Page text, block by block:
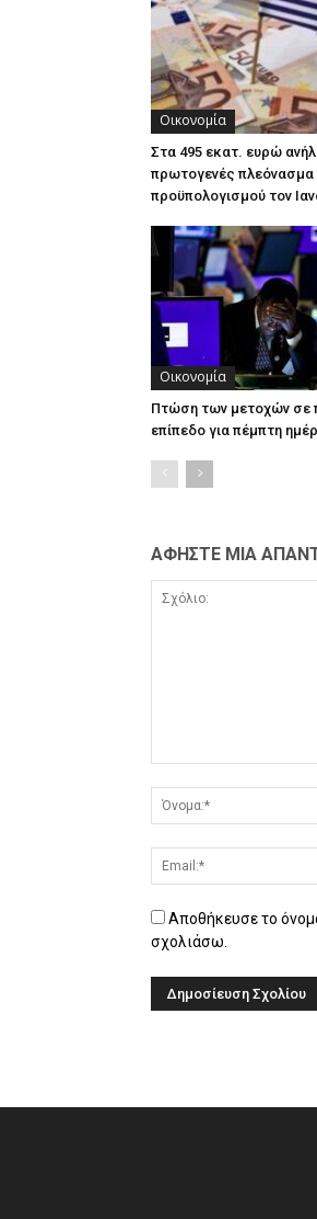
Οικονομία
Στα 495 εκατ. ευρώ
πρωτογενές πλεόνασμα
προϋπολογισμού τον
Οικονομία
Πτώση των μετοχών σε
επίπεδο για πέμπτη
ΑΦΗΣΤΕ ΜΙΑ
Αποθήκευσε το
σχολιάσω.